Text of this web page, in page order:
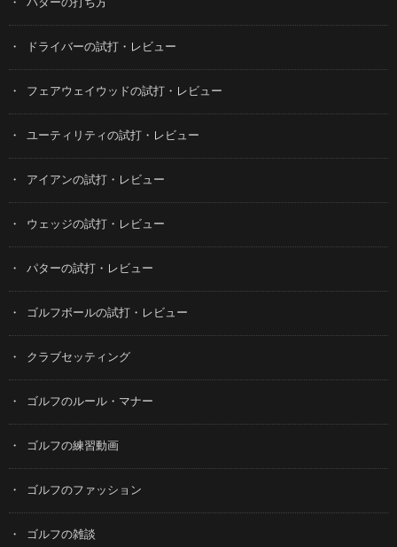
パターの打ち方
ドライバーの試打・レビュー
フェアウェイウッドの試打・レビュー
ユーティリティの試打・レビュー
アイアンの試打・レビュー
ウェッジの試打・レビュー
パターの試打・レビュー
ゴルフボールの試打・レビュー
クラブセッティング
ゴルフのルール・マナー
ゴルフの練習動画
ゴルフのファッション
ゴルフの雑談